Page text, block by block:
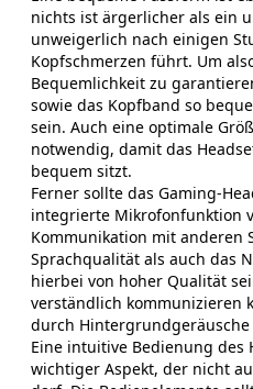
nichts ist ärgerlicher als ein
unweigerlich nach einigen
Kopfschmerzen führt. Um
Bequemlichkeit zu
sowie das Kopfband so
sein. Auch eine optimale
notwendig, damit das
bequem sitzt.
Ferner sollte das Gaming-
integrierte Mikrofonfunktion
Kommunikation mit anderen
Sprachqualität als auch das
hierbei von hoher Qualität
verständlich kommunizieren
durch
Eine intuitive Bedienung des
wichtiger Aspekt, der nicht